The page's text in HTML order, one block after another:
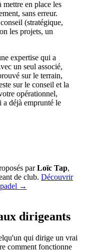
en place les
sans erreur.
(stratégique,
les projets, un
expertise qui a
un seul associé,
sur le terrain,
sur le conseil et la
opérationnel,
a déjà emprunté le
parLoïc Tap,
de club. Découvrir
→
dirigeants
qui dirige un vrai
comment fonctionne